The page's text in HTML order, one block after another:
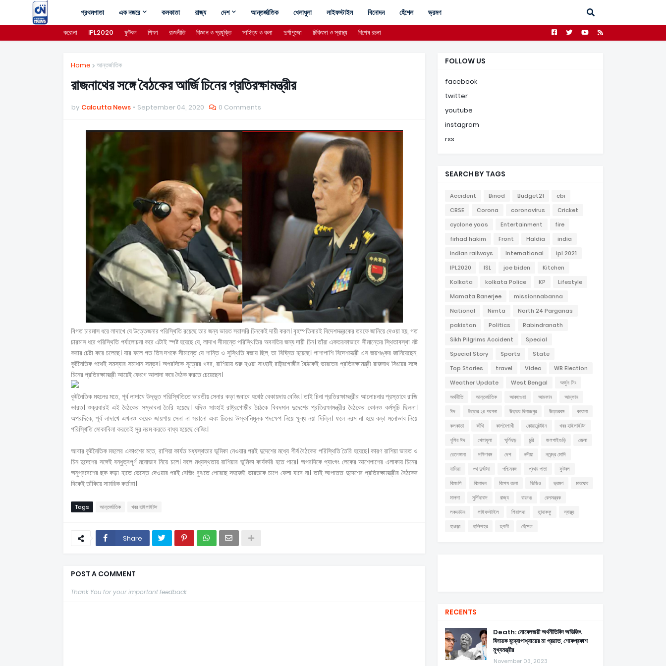
প্রথমপাতা এক নজরে কলকাতা রাজ্য দেশ আন্তর্জাতিক খেলাধুলা লাইফস্টাইল বিনোদন হেঁশেল ভ্রমণ
করোনা IPL2020 ফুটবল শিক্ষা রাজনীতি বিজ্ঞান ও প্রযুক্তি সাহিত্য ও কলা দুর্গাপুজো চিকিৎসা ও স্বাস্থ্য বিশেষ রচনা
Home আন্তর্জাতিক
রাজনাথের সঙ্গে বৈঠকের আর্জি চিনের প্রতিরক্ষামন্ত্রীর
by Calcutta News September 04, 2020 0 Comments
বিগত চারমাস ধরে লাদাখে যে উত্তেজনার পরিস্থিতি রয়েছে তার জন্য ভারত সরাসরি চিনকেই দায়ী করল। বৃহস্পতিবারই বিদেশমন্ত্রকের তরফে জানিয়ে দেওয়া হয়, গত
চারমাস ধরে পরিস্থিতি পর্যালোচনা করে এটাই স্পষ্ট হয়েছে যে, লাদাখ সীমান্তে পরিস্থিতির অবনতির জন্য দায়ী চিন। তাঁরা একতরফাভাবে সীমান্তের স্থিতাবস্থা নষ্ট
করার চেষ্টা করে চলেছে। যার ফলে গত তিন দশকে সীমান্তে যে শান্তি ও সুস্থিতি বজায় ছিল, তা বিঘ্নিত হয়েছে। পাশাপাশি বিদেশমন্ত্রী এস জয়শঙ্কর জানিয়েছেন,
কূটনৈতিক পথেই সমস্যার সমাধান সম্ভব। অপরদিকে সূত্রের খবর, রাশিয়ায় শুরু হওয়া সাংহাই রাষ্ট্রগোষ্ঠীর বৈঠকেই ভারতের প্রতিরক্ষামন্ত্রী রাজনাথ সিংয়ের সঙ্গে
চিনের প্রতিরক্ষামন্ত্রী আয়েই ফেংগে আলাদা করে বৈঠক করতে চেয়েছেন।
কূটনৈতিক মহলের মতে, পূর্ব লাদাখে উদ্ভূত পরিস্থিতিতে ভারতীয় সেনার কড়া জবাবে যথেষ্ঠ বেকায়দায় বেজিং। তাই চিনা প্রতিরক্ষামন্ত্রীর আলোচনার প্রস্তাবে রাজি
ভারত। শুক্রবারই এই বৈঠকের সম্ভাবনা তৈরি হয়েছে। যদিও সাংহাই রাষ্ট্রগোষ্ঠীর বৈঠকে বিবদমান দুদেশের প্রতিরক্ষামন্ত্রীর বৈঠকের কোনও কর্মসূচি ছিলনা।
অপরদিকে, পূর্ব লাদাখে এখনও কয়েক জায়গায় সেনা না সরানো এবং চিনের উস্কানিমূলক পদক্ষেপ নিয়ে ক্ষুব্ধ নয়া দিল্লি। ফলে নরম না হয়ে কড়া মনোভাব নিয়ে
পরিস্থিতি মোকাবিলা করতেই সুর নরম করতে বাধ্য হয়েছে বেজিং।
আবার কূটনৈতিক মহলের একাংশের মতে, রাশিয়া কার্যত মধ্যস্থতার ভূমিকা নেওয়ার পরই দুদেশের মধ্যে শীর্ষ বৈঠকের পরিস্থিতি তৈরি হয়েছে। কারণ রাশিয়া ভারত ও
চিন দুদেশের সঙ্গেই বন্ধুত্বপূর্ণ মনোভাব নিয়ে চলে। ফলে মধ্যস্থতায় রাশিয়ার ভূমিকা কার্যকরি হতে পারে। অপরদিকে প্যাংগং লেকের আশেপাশের এলাকায় চিনের
অনুপ্রবেশের ছক কড়া হাতে ভেস্তে দেওয়ার পরই বেজিং বুঝতে পেরেছে সহজেই ভারতকে চাপে ফেলা যাবে না। তাই আপাতত দুদেশের প্রতিরক্ষামন্ত্রীর বৈঠকের
দিকেই তাঁকিয়ে সামরিক কর্তারা।
Tags আন্তর্জাতিক খবর হাইলাইটস
Share
POST A COMMENT
Thank You for your important feedback
FOLLOW US
facebook
twitter
youtube
instagram
rss
SEARCH BY TAGS
Accident Binod Budget21
cbi
CBSE
Corona coronavirus
Cricket
cyclone yaas
Entertainment
fire
firhad hakim
Front Haldia
india
indian railways
International
ipl 2021
IPL2020
ISL joe biden
Kitchen
Kolkata
kolkata Police KP
Lifestyle
Mamata Banerjee
missionnabanna
National
Nimta
North 24 Parganas
pakistan
Politics
Rabindranath
Sikh Pilgrims Accident
Special
Special Story
Sports
State
Top Stories
travel Video
WB Election
Weather Update
West Bengal
অর্জুন সিং
অর্থনীতি
আন্তর্জাতিক আবহাওয়া আমফান
আম্ফান
ঈদ
উত্তর ২৪ পরগনা উত্তর দিনাজপুর উত্তরবঙ্গ
করোনা
কলকাতা
কাঁথি কালবৈশাখী কোয়ারেন্টাইন
খবর হাইলাইটস
খুশির ঈদ
খেলাধুলা ঘূর্ণিঝড় চুরি জলপাইগুড়ি
জেলা
তেলেঙ্গানা
দক্ষিণবঙ্গ দেশ নদীয়া
নরেন্দ্র মোদি
নাদিয়া
পথ দুর্ঘটনা পশ্চিমবঙ্গ প্রথম পাতা
ফুটবল
বিজেপি
বিনোদন বিশেষ রচনা ভিডিও ভ্রমণ
মারধোর
মালদা
মুর্শিদাবাদ রাজ্য রায়গঞ্জ
রেলমন্ত্রক
লকডাউন
লাইফস্টাইল শিয়ালদা সান্দাকফু
স্বাস্থ্য
হাওড়া
হালিশহর হুগলী হেঁশেল
RECENTS
Death: নোবেলজয়ী অর্থনীতিবিদ অভিজিৎ
বিনায়ক বন্দ্যোপাধ্যায়ের মা প্রয়াত, শোকপ্রকাশ
মুখ্যমন্ত্রীর
November 03, 2023